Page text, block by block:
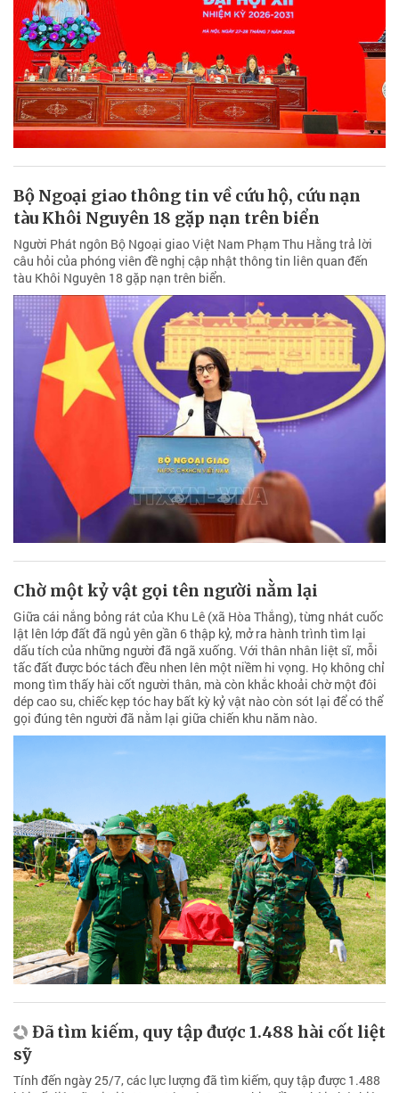
Bộ Ngoại giao thông tin về cứu hộ, cứu nạn
tàu Khôi Nguyên 18 gặp nạn trên biển
Người Phát ngôn Bộ Ngoại giao Việt Nam Phạm Thu Hằng trả lời
câu hỏi của phóng viên đề nghị cập nhật thông tin liên quan đến
tàu Khôi Nguyên 18 gặp nạn trên biển.
Chờ một kỷ vật gọi tên người nằm lại
Giữa cái nắng bỏng rát của Khu Lê (xã Hòa Thắng), từng nhát cuốc
lật lên lớp đất đã ngủ yên gần 6 thập kỷ, mở ra hành trình tìm lại
dấu tích của những người đã ngã xuống. Với thân nhân liệt sĩ, mỗi
tấc đất được bóc tách đều nhen lên một niềm hi vọng. Họ không chỉ
mong tìm thấy hài cốt người thân, mà còn khắc khoải chờ một đôi
dép cao su, chiếc kẹp tóc hay bất kỳ kỷ vật nào còn sót lại để có thể
gọi đúng tên người đã nằm lại giữa chiến khu năm nào.
Đã tìm kiếm, quy tập được 1.488 hài cốt liệt
sỹ
Tính đến ngày 25/7, các lực lượng đã tìm kiếm, quy tập được 1.488